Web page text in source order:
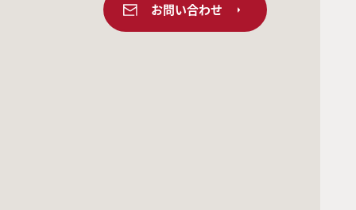
お問い合わせ